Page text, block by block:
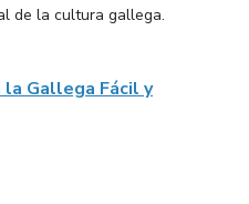
de la cultura gallega.
Gallega Fácil y